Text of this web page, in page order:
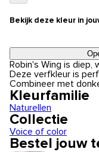
Bekijk deze kleur in
Robin's Wing is diep,
Deze verfkleur is
Combineer met
Kleurfamilie
Naturellen
Collectie
Voice of color
Bestel jouw